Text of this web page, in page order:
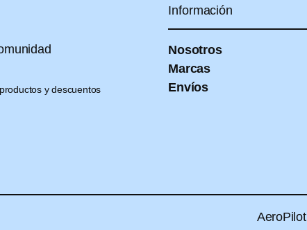
y descuentos
Información
Nosotros
Marcas
Envíos